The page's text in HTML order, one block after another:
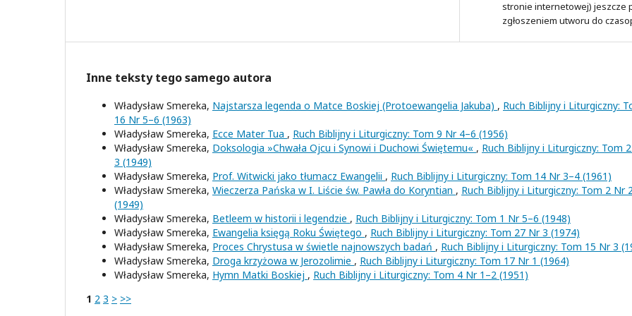
stronie internetowej) jeszcze
zgłoszeniem utworu do
Inne teksty tego samego autora
Władysław Smereka, Najstarsza legenda o Matce Boskiej (Protoewangelia Jakuba) , Ruch Biblijny i Liturgiczny:
16 Nr 5–6 (1963)
Władysław Smereka, Ecce Mater Tua , Ruch Biblijny i Liturgiczny: Tom 9 Nr 4–6 (1956)
Władysław Smereka, Doksologia »Chwała Ojcu i Synowi i Duchowi Świętemu« , Ruch Biblijny i Liturgiczny: Tom
3 (1949)
Władysław Smereka, Prof. Witwicki jako tłumacz Ewangelii , Ruch Biblijny i Liturgiczny: Tom 14 Nr 3–4 (1961)
Władysław Smereka, Wieczerza Pańska w I. Liście św. Pawła do Koryntian , Ruch Biblijny i Liturgiczny: Tom 2 Nr
(1949)
Władysław Smereka, Betleem w historii i legendzie , Ruch Biblijny i Liturgiczny: Tom 1 Nr 5–6 (1948)
Władysław Smereka, Ewangelia księgą Roku Świętego , Ruch Biblijny i Liturgiczny: Tom 27 Nr 3 (1974)
Władysław Smereka, Proces Chrystusa w świetle najnowszych badań , Ruch Biblijny i Liturgiczny: Tom 15 Nr 3
Władysław Smereka, Droga krzyżowa w Jerozolimie , Ruch Biblijny i Liturgiczny: Tom 17 Nr 1 (1964)
Władysław Smereka, Hymn Matki Boskiej , Ruch Biblijny i Liturgiczny: Tom 4 Nr 1–2 (1951)
1 2 3 > >>